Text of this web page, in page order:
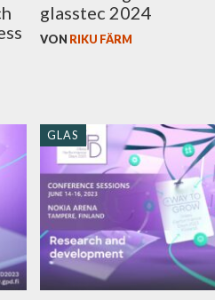
glasstec 2024
VON RIKU FÄRM
GLAS